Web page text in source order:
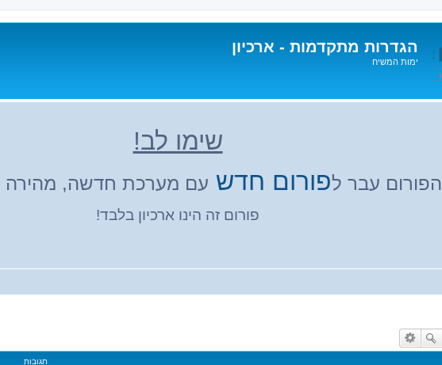
הגדרות מתקדמות - ארכיון
ימות המשיח
שימו לב!
הפורום עבר לפורום חדש עם מערכת חדשה, מהירה
פורום זה הינו ארכיון בלבד!
תגובות